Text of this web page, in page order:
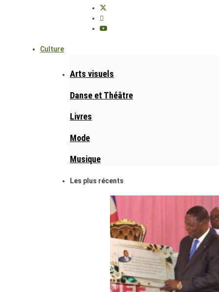
Culture
Arts visuels
Danse et Théâtre
Livres
Mode
Musique
Les plus récents